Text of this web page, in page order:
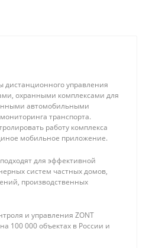
дистанционного управления
охранными комплексами для
автомобильными
транспорта.
работу комплекса
мобильное приложение.
для эффективной
систем частных домов,
производственных
и управления ZONT
100 000 объектах в России и